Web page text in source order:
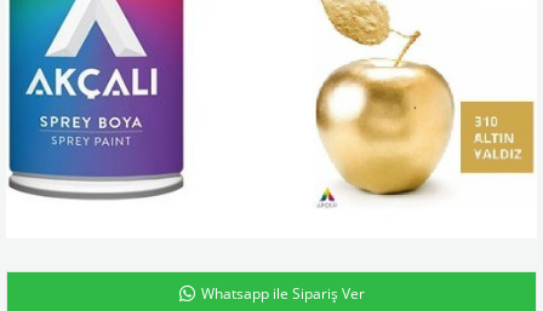
Whatsapp ile Sipariş Ver